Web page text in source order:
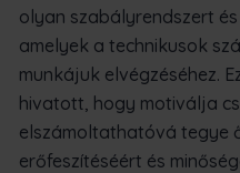
olyan szabályrendszert
amelyek a technikusok
munkájuk elvégzéséhez.
hivatott, hogy motiválja
elszámoltathatóvá tegye
erőfeszítéséért és